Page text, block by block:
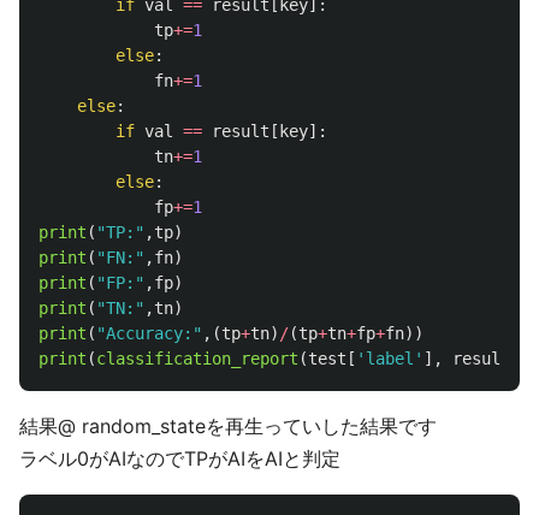
if val == result key ]:
tp+=1
else:
fn+=1
else:
if val == result [ key]:
tn+=1
else:
fp+=1
print ( "TP: " ,tp)
print ( "FN: " ,fn)
print ( "FP: " ,fp)
print ( "TN: " ,tn)
print ( "Accuracy: " ,(tp+tn)/(tp+tn+fp+fn))
print (classification_report (test [ ' label ' ], result
結果@ random_stateを再生っていした結果です
ラベル0がAIなのでTPがAIをAIと判定